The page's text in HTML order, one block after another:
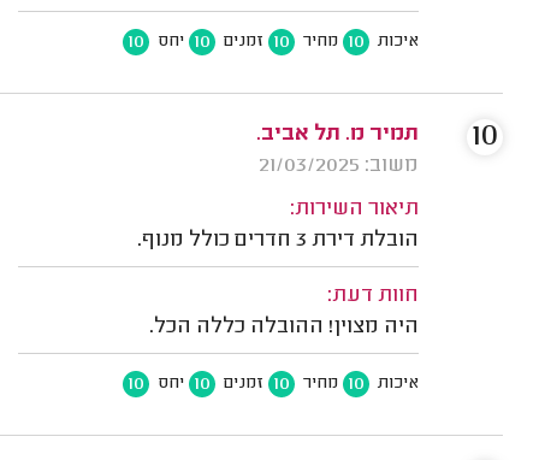
איכות 10 מחיר 10 זמנים 10 יחס 10
תמיר מ. תל אביב.
משוב: 21/03/2025
תיאור השירות:
הובלת דירת 3 חדרים כולל מנוף.
חוות דעת:
היה מצוין! ההובלה כללה הכל.
איכות 10 מחיר 10 זמנים 10 יחס 10
10